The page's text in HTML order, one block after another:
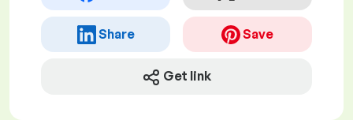
Share Save
Get link